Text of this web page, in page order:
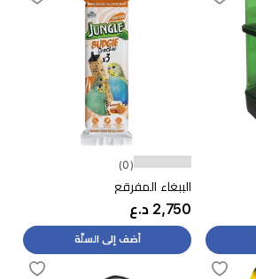
(0)
الببغاء المفرقع
2,750 د.ع
أضف إلى السلّة